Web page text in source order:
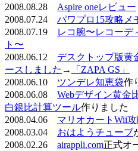
2008.08.28 Aspire oneレビュー
2008.07.24 パワプロ15攻略メ
2008.07.19
レコ腕〜レコーデ
ト〜
2008.06.12 デスクトップ版黄
ースしました →
「ZAPA GS」
2008.06.10 ツンデレ知恵袋作
2008.06.08 Webデザイン黄金
白銀比計算ツール作りました
2008.04.06 マリオカートWii
2008.03.04 おはようチューブ
2008.02.26 airappli.com正式オ